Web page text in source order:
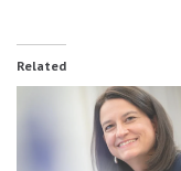
Related